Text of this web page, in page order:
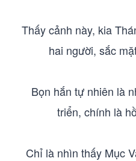
Thấy cảnh này, kia
hai người, sắc
Bọn hắn tự nhiên là
triển, chính là
Chỉ là nhìn thấy Mục